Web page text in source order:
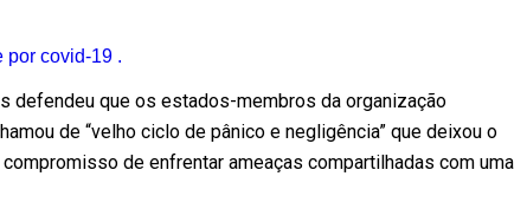
por covid-19 .
defendeu que os estados-membros da organização
de “velho ciclo de pânico e negligência” que deixou o
de enfrentar ameaças compartilhadas com uma